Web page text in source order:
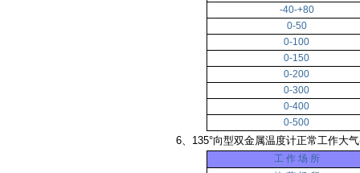
-40-+80
0-50
0-100
0-150
0-200
0-300
0-400
0-500
6、135°向型双金属温度计正常工作大
工 作 场 所